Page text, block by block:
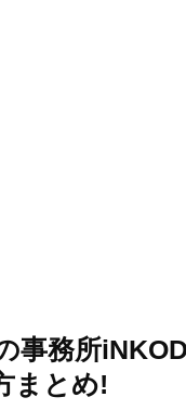
事務所
まとめ!